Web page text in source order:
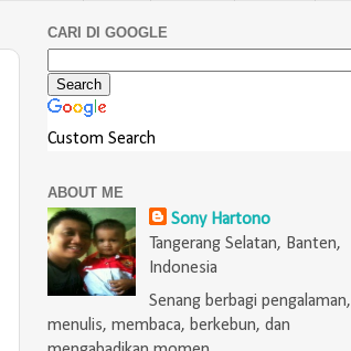
CARI DI GOOGLE
Custom Search
ABOUT ME
Sony Hartono
Tangerang Selatan, Banten,
Indonesia
Senang berbagi pengalaman,
menulis, membaca, berkebun, dan